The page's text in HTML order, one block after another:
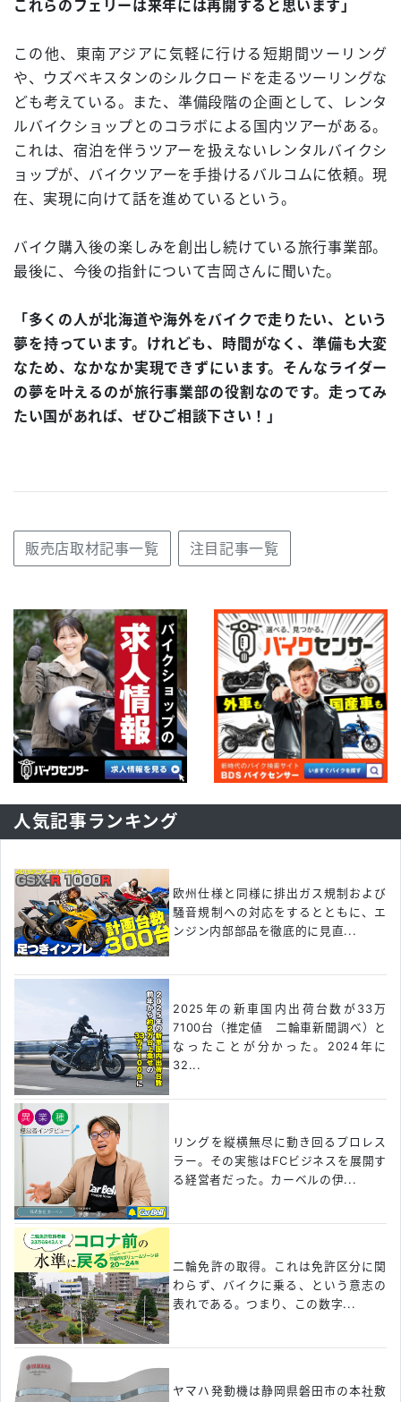
これらのフェリーは来年には再開すると思います」
この他、東南アジアに気軽に行ける短期間ツーリング
や、ウズベキスタンのシルクロードを走るツーリングな
ども考えている。また、準備段階の企画として、レンタ
ルバイクショップとのコラボによる国内ツアーがある。
これは、宿泊を伴うツアーを扱えないレンタルバイクシ
ョップが、バイクツアーを手掛けるバルコムに依頼。現
在、実現に向けて話を進めているという。
バイク購入後の楽しみを創出し続けている旅行事業部。
最後に、今後の指針について吉岡さんに聞いた。
「多くの人が北海道や海外をバイクで走りたい、という
夢を持っています。けれども、時間がなく、準備も大変
なため、なかなか実現できずにいます。そんなライダー
の夢を叶えるのが旅行事業部の役割なのです。走ってみ
たい国があれば、ぜひご相談下さい！」
販売店取材記事一覧 注目記事一覧
人気記事ランキング
欧州仕様と同様に排出ガス規制および
騒音規制への対応をするとともに、エ
ンジン内部部品を徹底的に見直...
2025年の新車国内出荷台数が33万
7100台（推定値 二輪車新聞調べ）と
なったことが分かった。2024年に
32...
リングを縦横無尽に動き回るプロレス
ラー。その実態はFCビジネスを展開す
る経営者だった。カーベルの伊...
二輪免許の取得。これは免許区分に関
わらず、バイクに乗る、という意志の
表れである。つまり、この数字...
ヤマハ発動機は静岡県磐田市の本社敷